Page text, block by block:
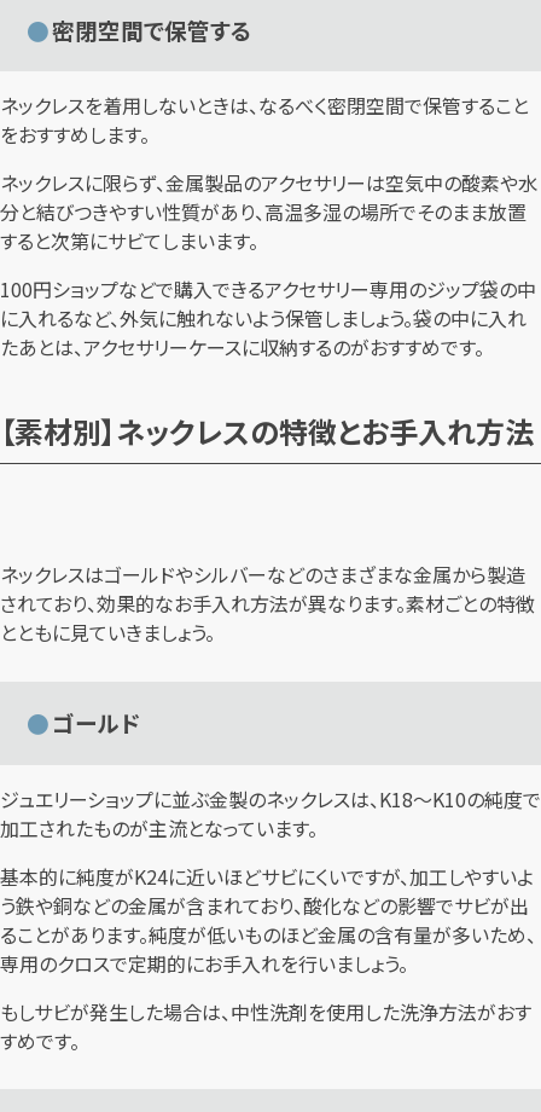
密閉空間で保管する
ネックレスを着用しないときは、なるべく密閉空間で保管すること
をおすすめします。
ネックレスに限らず、金属製品のアクセサリーは空気中の酸素や水
分と結びつきやすい性質があり、高温多湿の場所でそのまま放置
すると次第にサビてしまいます。
100円ショップなどで購入できるアクセサリー専用のジップ袋の中
に入れるなど、外気に触れないよう保管しましょう。袋の中に入れ
たあとは、アクセサリーケースに収納するのがおすすめです。
【素材別】ネックレスの特徴とお手入れ方法
ネックレスはゴールドやシルバーなどのさまざまな金属から製造
されており、効果的なお手入れ方法が異なります。素材ごとの特徴
とともに見ていきましょう。
ゴールド
ジュエリーショップに並ぶ金製のネックレスは、K18～K10の純度で
加工されたものが主流となっています。
基本的に純度がK24に近いほどサビにくいですが、加工しやすいよ
う鉄や銅などの金属が含まれており、酸化などの影響でサビが出
ることがあります。純度が低いものほど金属の含有量が多いため、
専用のクロスで定期的にお手入れを行いましょう。
もしサビが発生した場合は、中性洗剤を使用した洗浄方法がおす
すめです。